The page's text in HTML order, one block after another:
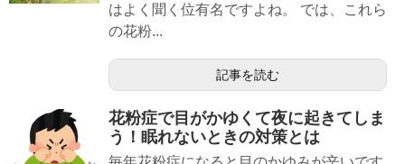
はよく聞く位有名ですよね。 では、これら
の花粉...
記事を読む
花粉症で目がかゆくて夜に起きてしま
う！眠れないときの対策とは